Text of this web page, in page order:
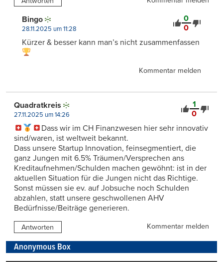
0
0
Bingo
28.11.2025 um 11:28
Kürzer & besser kann man’s nicht zusammenfassen
Kommentar melden
1
0
Quadratkreis
27.11.2025 um 14:26
Dass wir im CH Finanzwesen hier sehr innovativ
sind/waren, ist weltweit bekannt.
Dass unsere Startup Innovation, feinsegmentiert, die
ganz Jungen mit 6.5% Träumen/Versprechen ans
Kreditaufnehmen/Schulden machen gewöhnt: ist in der
aktuellen Situation für die Jungen nicht das Richtige.
Sonst müssen sie ev. auf Jobsuche noch Schulden
abzahlen, statt unsere geschwollenen AHV
Bedürfnisse/Beiträge generieren.
Antworten Kommentar melden
Anonymous Box